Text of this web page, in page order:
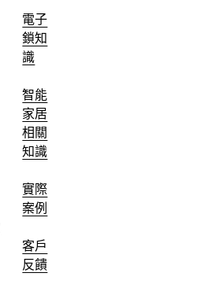
電子
鎖知
識
智能
家居
相關
知識
實際
案例
客戶
反饋